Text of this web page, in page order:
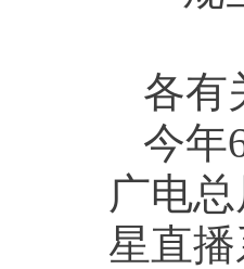
各有
今年
广电
星直